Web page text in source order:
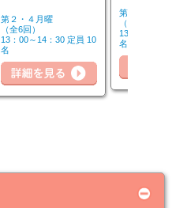
第２・４月曜
（全6回）
13：00～14：30 定員 10
名
第２水曜
（全3回）
13：00～14
名